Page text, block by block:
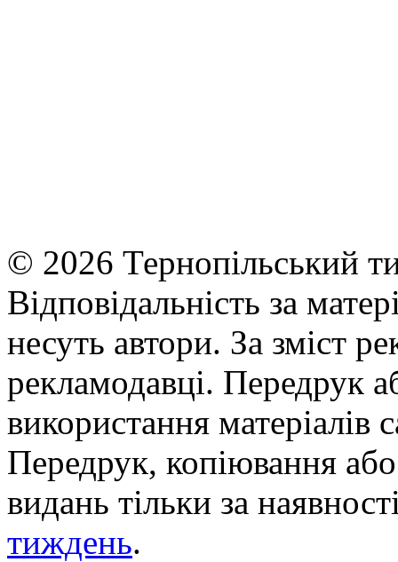
© 2026 Тернопільський
Відповідальність за
несуть автори. За зміст
рекламодавці. Передрук
використання матеріалів
Передрук, копіювання
видань тільки за
тиждень.